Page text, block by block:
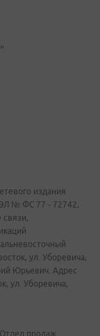
издания
ЭЛ № ФС 77 - 72742,
ул. Уборевича,
Юрьевич. Адрес
ул. Уборевича,
продаж